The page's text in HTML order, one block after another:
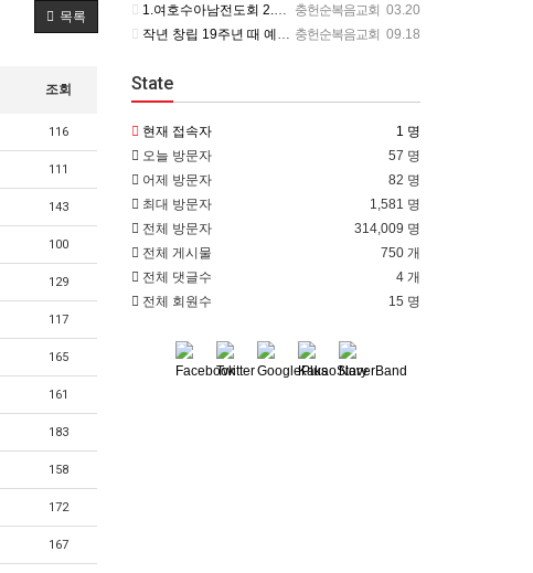
목록
조회
116
111
143
100
129
117
165
161
183
158
172
167
충헌순복음교회 03.20
1.여호수아남전도회 2.한나여전도회 3.에스더여전도회 4.청년부 5.마리아여전도회
충헌순복음교회 09.18
작년 창립 19주년 때 예약되어 있는 장경동목사님 초청 부흥회를 코로나 때문에 미루다가 20주년 되어서야 드…
State
현재 접속자
1 명
오늘 방문자
57 명
어제 방문자
82 명
최대 방문자
1,581 명
전체 방문자
314,009 명
전체 게시물
750 개
전체 댓글수
4 개
전체 회원수
15 명